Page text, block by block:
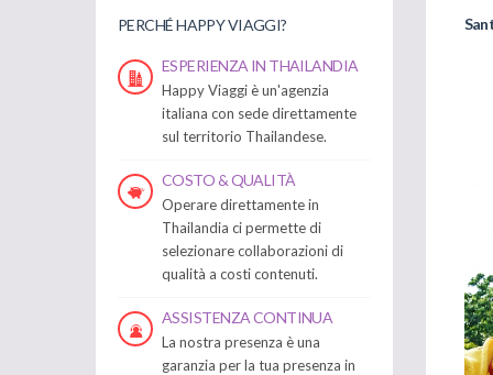
PERCHÉ HAPPY VIAGGI?
ESPERIENZA IN THAILANDIA
Happy Viaggi è un'agenzia
italiana con sede direttamente
sul territorio Thailandese.
COSTO & QUALITÀ
Operare direttamente in
Thailandia ci permette di
selezionare collaborazioni di
qualità a costi contenuti.
ASSISTENZA CONTINUA
La nostra presenza è una
garanzia per la tua presenza in